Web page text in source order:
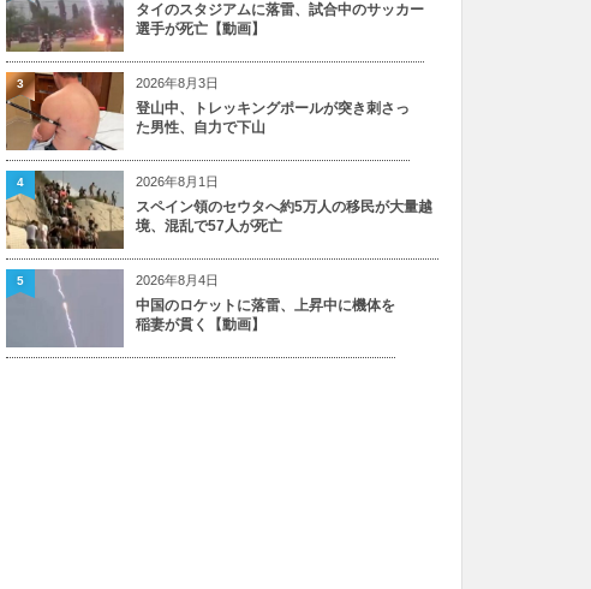
タイのスタジアムに落雷、試合中のサッカー
選手が死亡【動画】
2026年8月3日
登山中、トレッキングポールが突き刺さっ
た男性、自力で下山
3
2026年8月1日
スペイン領のセウタへ約5万人の移民が大量越
境、混乱で57人が死亡
4
2026年8月4日
中国のロケットに落雷、上昇中に機体を
稲妻が貫く【動画】
5